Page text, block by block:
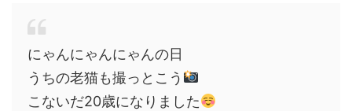
にゃんにゃんにゃんの日
うちの老猫も撮っとこう
こないだ20歳になりました